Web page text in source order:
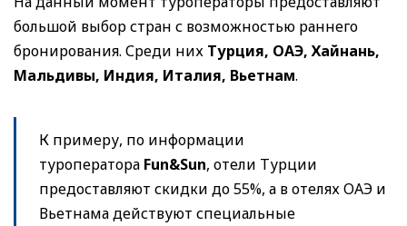
большой выбор стран с возможностью раннего
бронирования. Среди них Турция, ОАЭ, Хайнань,
Мальдивы, Индия, Италия, Вьетнам.
К примеру, по информации
туроператора Fun&Sun, отели Турции
предоставляют скидки до 55%, а в отелях ОАЭ и
Вьетнама действуют специальные